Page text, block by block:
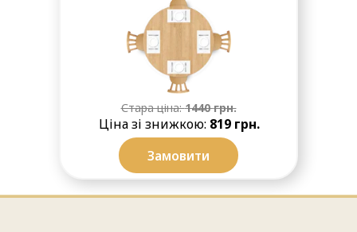
Замовити
Ціна зі знижкою: 819 грн.
Стара ціна:1440 грн.